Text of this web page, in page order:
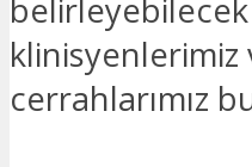
cerrahlarımız